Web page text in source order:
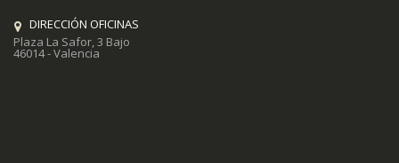
DIRECCIÓN OFICINAS
Plaza La Safor, 3 Bajo
46014 - Valencia